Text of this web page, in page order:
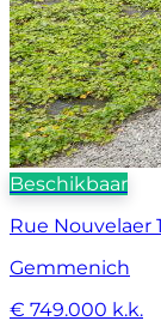
Beschikbaar
Rue Nouvelaer
Gemmenich
€ 749.000 k.k.